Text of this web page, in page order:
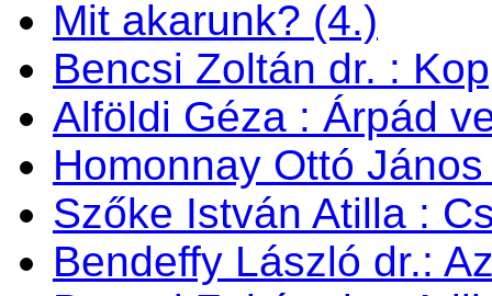
Mit akarunk? (4.)
Bencsi Zoltán dr. :
Alföldi Géza : Árpád
Homonnay Ottó
Szőke István Atilla :
Bendeffy László dr.: